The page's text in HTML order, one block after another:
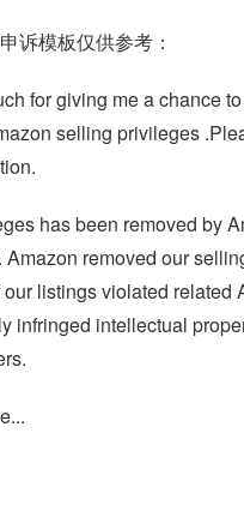
诉模板仅供参考：
for giving me a chance
selling privileges
has been removed by
Amazon removed our
listings violated related
infringed intellectual